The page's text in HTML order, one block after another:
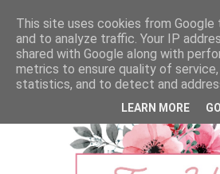
This site uses cookies from
and to analyze traffic. Your IP
shared with Google along with
metrics to ensure quality of
statistics, and to detect and
LEARN MORE